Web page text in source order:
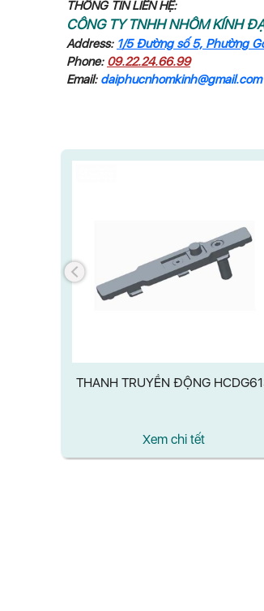
THÔNG TIN LIÊN HỆ:
CÔNG TY TNHH NHÔM KÍNH
Address: 1/5 Đường số 5, Phường
Phone: 09.22.24.66.99
Email: daiphucnhomkinh@gmail.com
THANH TRUYỀN ĐỘNG
Xem chi tết